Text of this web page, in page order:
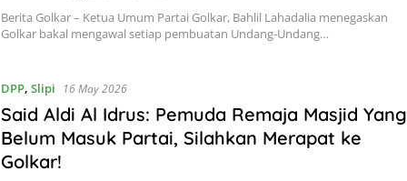
Berita Golkar – Ketua Umum Partai Golkar, Bahlil Lahadalia menegaskan
Golkar bakal mengawal setiap pembuatan Undang-Undang…
DPP, Slipi 16 May 2026
Said Aldi Al Idrus: Pemuda Remaja Masjid Yang
Belum Masuk Partai, Silahkan Merapat ke
Golkar!